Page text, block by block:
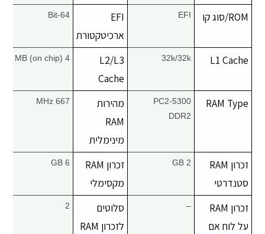
ROM/סוג קו EFI
EFI
ארכיטקטורת
64-Bit
L1 Cache
32k/32k
L2/L3
Cache
4 MB (on chip)
RAM Type
PC2-5300
DDR2
מהירות
RAM
מינימלית
667 MHz
זכרון RAM
סטנדרטי
2 GB
זכרון RAM
מקסימלי
6 GB
זכרון RAM
על לוח אם
–
סלוטים
לזכרון RAM
2